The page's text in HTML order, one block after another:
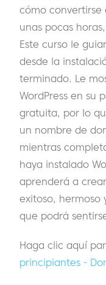
cómo convertirse
unas pocas
Este curso le
desde la
terminado. Le
WordPress en su
gratuita, por lo
un nombre de
mientras
haya instalado
aprenderá a
exitoso, hermoso
que podrá
Haga clic aquí
principiantes -